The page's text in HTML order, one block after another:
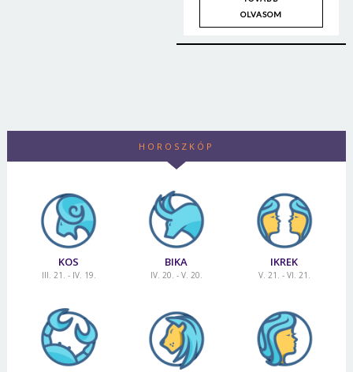
OLVASOM
HOROSZKÓP
KOS
III. 21. - IV. 19.
BIKA
IV. 20. - V. 20.
IKREK
V. 21. - VI. 21.